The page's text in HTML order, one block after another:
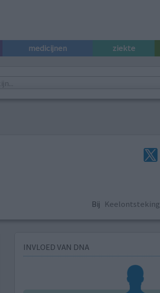
medicijnen ziekte
Bij Keelontsteking
INVLOED VAN DNA